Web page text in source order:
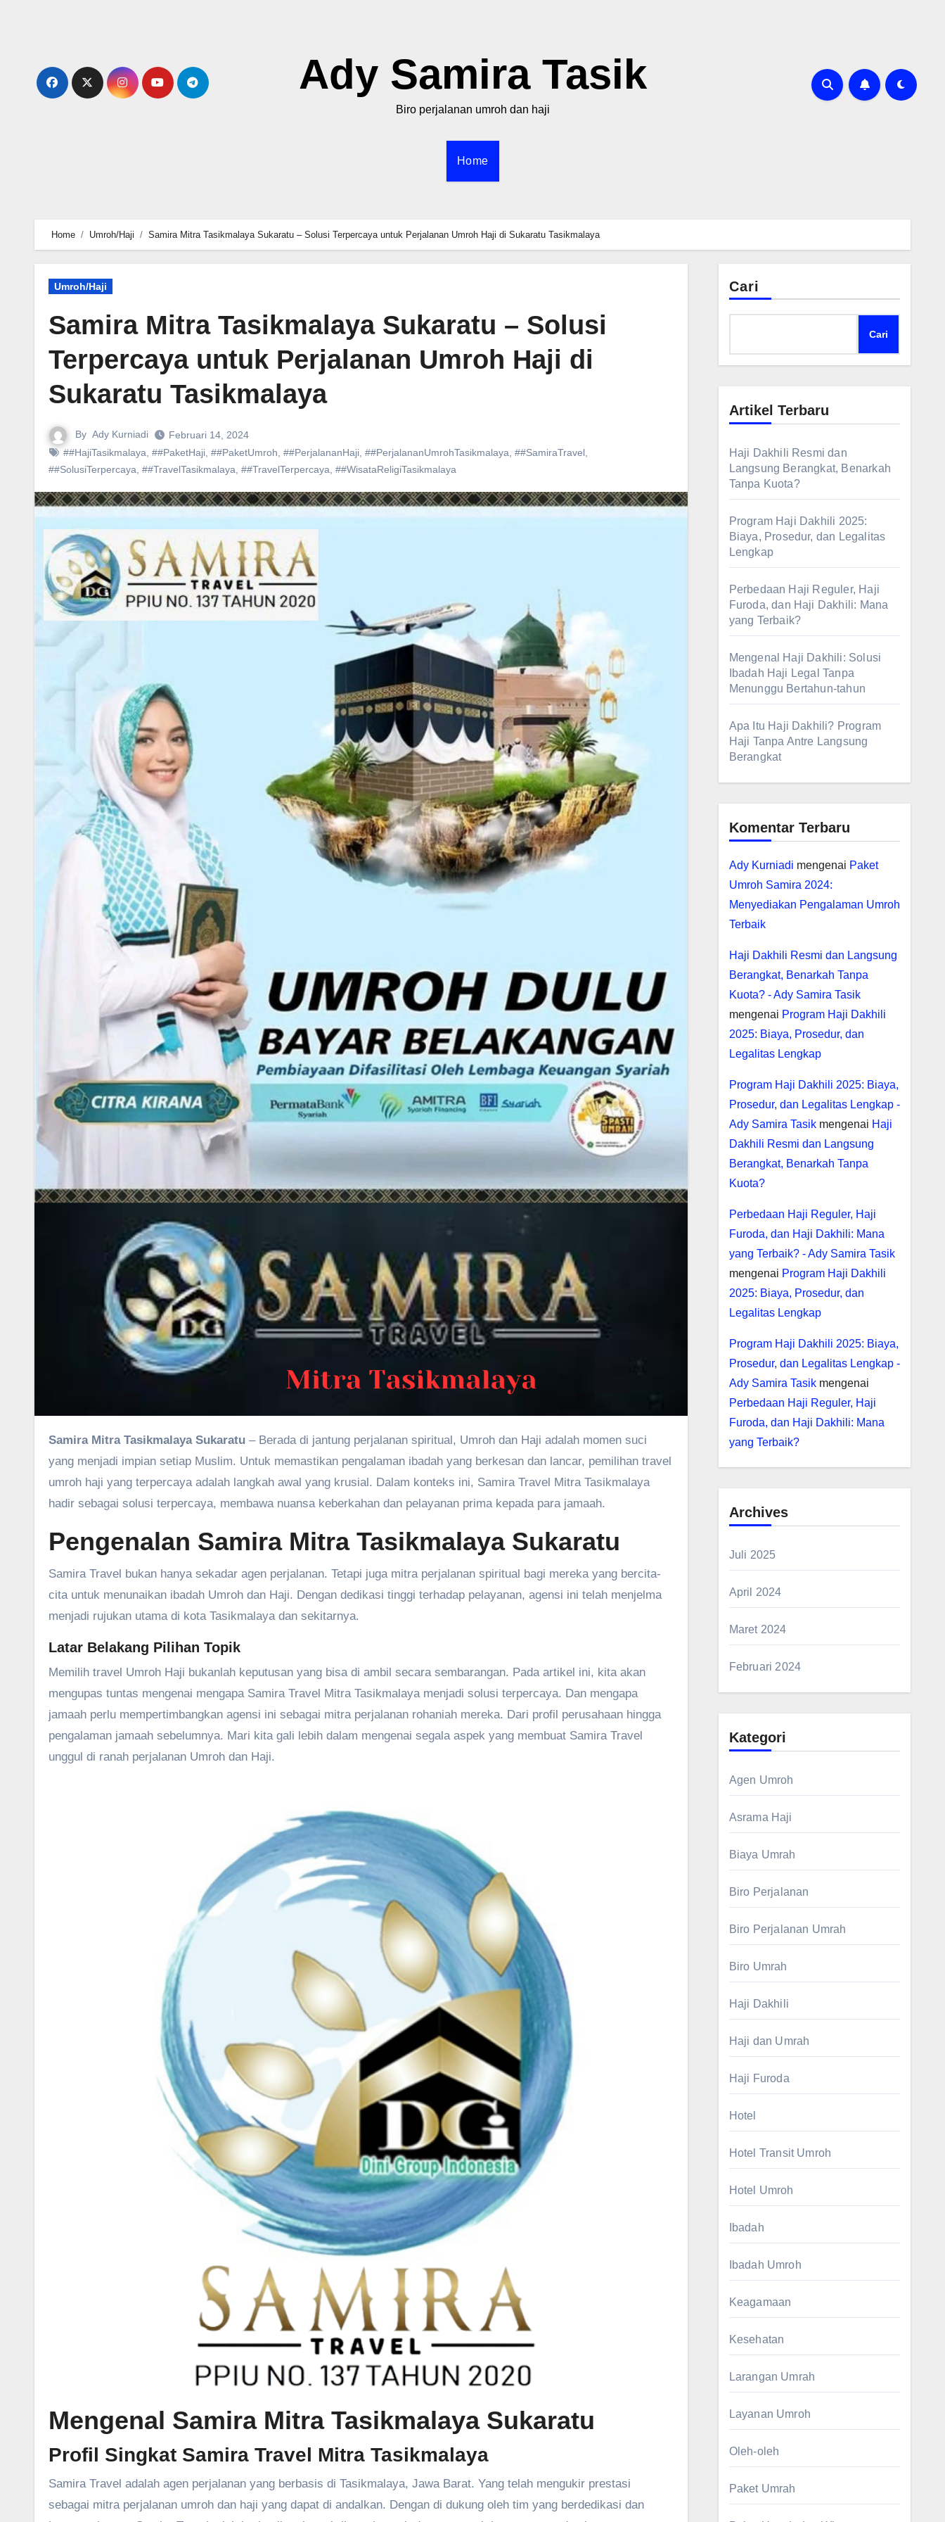
Ady Samira Tasik
Biro perjalanan umroh dan haji
Home
Home Umroh/Haji Samira Mitra Tasikmalaya Sukaratu – Solusi Terpercaya untuk Perjalanan Umroh Haji di Sukaratu Tasikmalaya
Umroh/Haji
Samira Mitra Tasikmalaya Sukaratu – Solusi
Terpercaya untuk Perjalanan Umroh Haji di
Sukaratu Tasikmalaya
By Ady Kurniadi
Februari 14, 2024
##HajiTasikmalaya ##PaketHaji ##PaketUmroh ##PerjalananHaji ##PerjalananUmrohTasikmalaya ##SamiraTravel
##SolusiTerpercaya ##TravelTasikmalaya ##TravelTerpercaya ##WisataReligiTasikmalaya
Samira Mitra Tasikmalaya Sukaratu – Berada di jantung perjalanan spiritual, Umroh dan Haji adalah momen suci
yang menjadi impian setiap Muslim. Untuk memastikan pengalaman ibadah yang berkesan dan lancar, pemilihan travel
umroh haji yang terpercaya adalah langkah awal yang krusial. Dalam konteks ini, Samira Travel Mitra Tasikmalaya
hadir sebagai solusi terpercaya, membawa nuansa keberkahan dan pelayanan prima kepada para jamaah.
Pengenalan Samira Mitra Tasikmalaya Sukaratu
Samira Travel bukan hanya sekadar agen perjalanan. Tetapi juga mitra perjalanan spiritual bagi mereka yang bercita-
cita untuk menunaikan ibadah Umroh dan Haji. Dengan dedikasi tinggi terhadap pelayanan, agensi ini telah menjelma
menjadi rujukan utama di kota Tasikmalaya dan sekitarnya.
Latar Belakang Pilihan Topik
Memilih travel Umroh Haji bukanlah keputusan yang bisa di ambil secara sembarangan. Pada artikel ini, kita akan
mengupas tuntas mengenai mengapa Samira Travel Mitra Tasikmalaya menjadi solusi terpercaya. Dan mengapa
jamaah perlu mempertimbangkan agensi ini sebagai mitra perjalanan rohaniah mereka. Dari profil perusahaan hingga
pengalaman jamaah sebelumnya. Mari kita gali lebih dalam mengenai segala aspek yang membuat Samira Travel
unggul di ranah perjalanan Umroh dan Haji.
Mengenal Samira Mitra Tasikmalaya Sukaratu
Profil Singkat Samira Travel Mitra Tasikmalaya
Samira Travel adalah agen perjalanan yang berbasis di Tasikmalaya, Jawa Barat. Yang telah mengukir prestasi
sebagai mitra perjalanan umroh dan haji yang dapat di andalkan. Dengan di dukung oleh tim yang berdedikasi dan
Cari
Cari
Artikel Terbaru
Haji Dakhili Resmi dan
Langsung Berangkat, Benarkah
Tanpa Kuota?
Program Haji Dakhili 2025:
Biaya, Prosedur, dan Legalitas
Lengkap
Perbedaan Haji Reguler, Haji
Furoda, dan Haji Dakhili: Mana
yang Terbaik?
Mengenal Haji Dakhili: Solusi
Ibadah Haji Legal Tanpa
Menunggu Bertahun-tahun
Apa Itu Haji Dakhili? Program
Haji Tanpa Antre Langsung
Berangkat
Komentar Terbaru
Ady Kurniadi mengenai Paket
Umroh Samira 2024:
Menyediakan Pengalaman Umroh
Terbaik
Haji Dakhili Resmi dan Langsung
Berangkat, Benarkah Tanpa
Kuota? - Ady Samira Tasik
mengenai Program Haji Dakhili
2025: Biaya, Prosedur, dan
Legalitas Lengkap
Program Haji Dakhili 2025: Biaya,
Prosedur, dan Legalitas Lengkap -
Ady Samira Tasikmengenai Haji
Dakhili Resmi dan Langsung
Berangkat, Benarkah Tanpa
Kuota?
Perbedaan Haji Reguler, Haji
Furoda, dan Haji Dakhili: Mana
yang Terbaik? - Ady Samira Tasik
mengenai Program Haji Dakhili
2025: Biaya, Prosedur, dan
Legalitas Lengkap
Program Haji Dakhili 2025: Biaya,
Prosedur, dan Legalitas Lengkap -
Ady Samira Tasikmengenai
Perbedaan Haji Reguler, Haji
Furoda, dan Haji Dakhili: Mana
yang Terbaik?
Archives
Juli 2025
April 2024
Maret 2024
Februari 2024
Kategori
Agen Umroh
Asrama Haji
Biaya Umrah
Biro Perjalanan
Biro Perjalanan Umrah
Biro Umrah
Haji Dakhili
Haji dan Umrah
Haji Furoda
Hotel
Hotel Transit Umroh
Hotel Umroh
Ibadah
Ibadah Umroh
Keagamaan
Kesehatan
Larangan Umrah
Layanan Umroh
Oleh-oleh
Paket Umrah